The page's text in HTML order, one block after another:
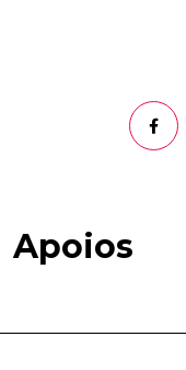
Apoios